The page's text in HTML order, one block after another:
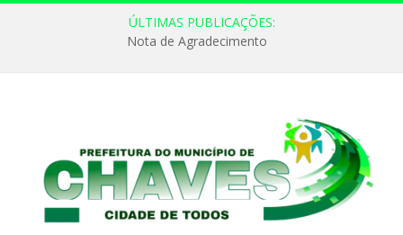
ÚLTIMAS PUBLICAÇÕES:
Nota de Agradecimento